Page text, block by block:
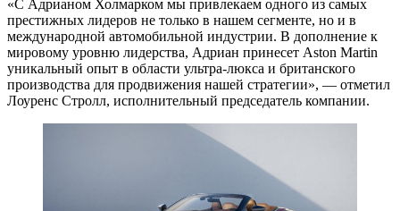
«С Адрианом Холмарком мы привлекаем одного из самых
престижных лидеров не только в нашем сегменте, но и в
международной автомобильной индустрии. В дополнение к
мировому уровню лидерства, Адриан принесет Aston Martin
уникальный опыт в области ультра-люкса и британского
производства для продвижения нашей стратегии», — отметил
Лоуренс Стролл, исполнительный председатель компании.